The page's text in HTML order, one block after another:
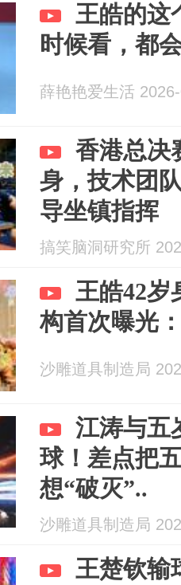
王皓的这
时候看，都
薛艳艳爱生活
香港总决
身，技术团
导坐镇指挥
搞笑脑洞研究所
王皓42岁
构首次曝光
沙雕道具制造局
江涛与五
球！差点把
想“破灭”..
沙雕道具制造局
王楚钦输